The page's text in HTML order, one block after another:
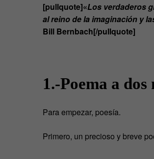
[pullquote]«Los verdaderos
al reino de la imaginación y
Bill Bernbach[/pullquote]
1.-Poema a
Para empezar, poesía.
Primero, un precioso y breve